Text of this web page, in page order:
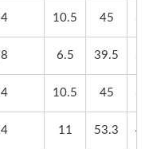
10.5 45
6.5 39.5
10.5 45
11 53.3